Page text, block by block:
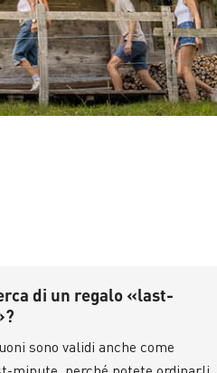
di un regalo «last-
sono validi anche come